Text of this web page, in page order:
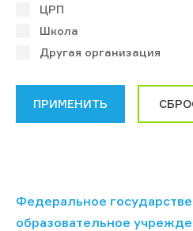
ЦРП
Школа
Другая организация
Федеральное
образовательное